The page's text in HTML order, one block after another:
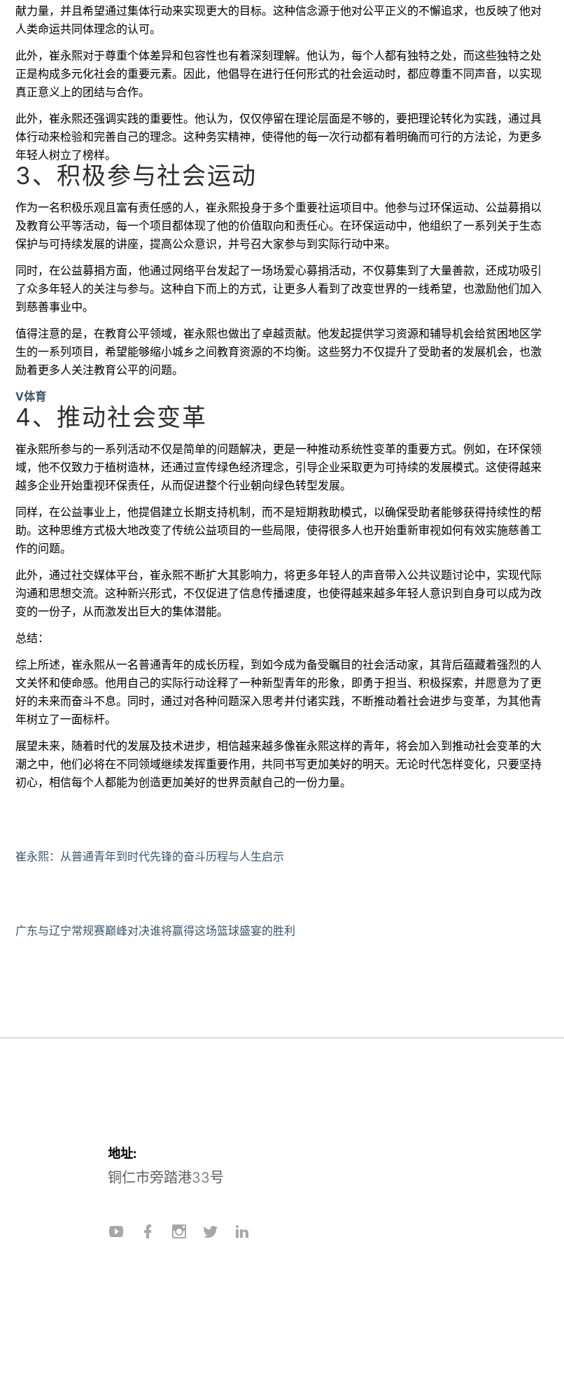
献力量，并且希望通过集体行动来实现更大的目标。这种信念源于他对公平正义的不懈追求，也反映了他对
人类命运共同体理念的认可。
此外，崔永熙对于尊重个体差异和包容性也有着深刻理解。他认为，每个人都有独特之处，而这些独特之处
正是构成多元化社会的重要元素。因此，他倡导在进行任何形式的社会运动时，都应尊重不同声音，以实现
真正意义上的团结与合作。
此外，崔永熙还强调实践的重要性。他认为，仅仅停留在理论层面是不够的，要把理论转化为实践，通过具
体行动来检验和完善自己的理念。这种务实精神，使得他的每一次行动都有着明确而可行的方法论，为更多
年轻人树立了榜样。
3、积极参与社会运动
作为一名积极乐观且富有责任感的人，崔永熙投身于多个重要社运项目中。他参与过环保运动、公益募捐以
及教育公平等活动，每一个项目都体现了他的价值取向和责任心。在环保运动中，他组织了一系列关于生态
保护与可持续发展的讲座，提高公众意识，并号召大家参与到实际行动中来。
同时，在公益募捐方面，他通过网络平台发起了一场场爱心募捐活动，不仅募集到了大量善款，还成功吸引
了众多年轻人的关注与参与。这种自下而上的方式，让更多人看到了改变世界的一线希望，也激励他们加入
到慈善事业中。
值得注意的是，在教育公平领域，崔永熙也做出了卓越贡献。他发起提供学习资源和辅导机会给贫困地区学
生的一系列项目，希望能够缩小城乡之间教育资源的不均衡。这些努力不仅提升了受助者的发展机会，也激
励着更多人关注教育公平的问题。
V体育
4、推动社会变革
崔永熙所参与的一系列活动不仅是简单的问题解决，更是一种推动系统性变革的重要方式。例如，在环保领
域，他不仅致力于植树造林，还通过宣传绿色经济理念，引导企业采取更为可持续的发展模式。这使得越来
越多企业开始重视环保责任，从而促进整个行业朝向绿色转型发展。
同样，在公益事业上，他提倡建立长期支持机制，而不是短期救助模式，以确保受助者能够获得持续性的帮
助。这种思维方式极大地改变了传统公益项目的一些局限，使得很多人也开始重新审视如何有效实施慈善工
作的问题。
此外，通过社交媒体平台，崔永熙不断扩大其影响力，将更多年轻人的声音带入公共议题讨论中，实现代际
沟通和思想交流。这种新兴形式，不仅促进了信息传播速度，也使得越来越多年轻人意识到自身可以成为改
变的一份子，从而激发出巨大的集体潜能。
总结：
综上所述，崔永熙从一名普通青年的成长历程，到如今成为备受瞩目的社会活动家，其背后蕴藏着强烈的人
文关怀和使命感。他用自己的实际行动诠释了一种新型青年的形象，即勇于担当、积极探索，并愿意为了更
好的未来而奋斗不息。同时，通过对各种问题深入思考并付诸实践，不断推动着社会进步与变革，为其他青
年树立了一面标杆。
展望未来，随着时代的发展及技术进步，相信越来越多像崔永熙这样的青年，将会加入到推动社会变革的大
潮之中，他们必将在不同领域继续发挥重要作用，共同书写更加美好的明天。无论时代怎样变化，只要坚持
初心，相信每个人都能为创造更加美好的世界贡献自己的一份力量。
崔永熙：从普通青年到时代先锋的奋斗历程与人生启示
广东与辽宁常规赛巅峰对决谁将赢得这场篮球盛宴的胜利
地址:
铜仁市旁踏港33号